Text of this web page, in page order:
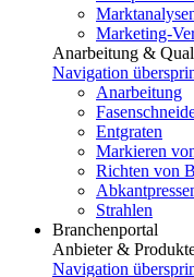
Marketing-
Anarbeitung &
Navigation
Anarbeitung
Entgraten
Markieren
Richten von
Strahlen
Branchenportal
Anbieter &
Navigation